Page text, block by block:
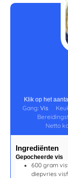
Klik op het
Gang: Vis
Netto
Ingrediënten
Gepocheerde vis
600 gram
diepvries